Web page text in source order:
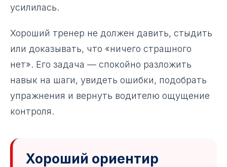
усилилась.
Хороший тренер не должен давить, стыдить
или доказывать, что «ничего страшного
нет». Его задача — спокойно разложить
навык на шаги, увидеть ошибки, подобрать
упражнения и вернуть водителю ощущение
контроля.
Хороший ориентир